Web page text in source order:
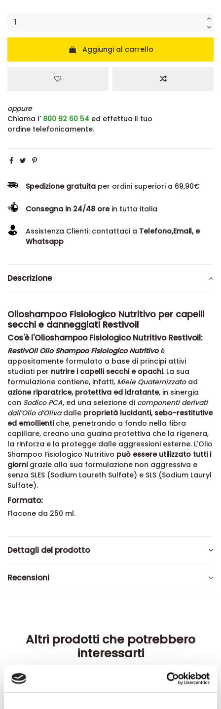
Aggiungi al carrello
oppure
Chiama l' 800 92 60 54 ed effettua il tuo
ordine telefonicamente.
Spedizione gratuita per ordini superiori a 69,90€
Consegna in 24/48 orein tutta italia
Assistenza Clienti: contattaci a Telefono,Email, e
Whatsapp
Descrizione
Olioshampoo Fisiologico Nutritivo per capelli
secchi e danneggiati Restivoil
Cos'è l'Olioshampoo Fisiologico Nutritivo Restivoil:
RestivOil Olio Shampoo Fisiologico Nutritivoè
appositamente formulato a base di principi attivi
studiati per nutrire i capelli secchi e opachi. La sua
formulazione contiene, infatti, Miele Quaternizzatoad
azione riparatrice, protettiva ed idratante, in sinergia
con Sodico PCA, ed una selezione di componenti derivati
dall’Olio d’Olivadalle proprietà lucidanti, sebo-restitutive
ed emollientiche, penetrando a fondo nella fibra
capillare, creano una guaina protettiva che la rigenera,
la rinforza e la protegge dalle aggressioni esterne. L'Olio
Shampoo Fisiologico Nutritivo può essere utilizzato tutti i
giornigrazie alla sua formulazione non aggressiva e
senza SLES (Sodium Laureth Sulfate) e SLS (Sodium Lauryl
Sulfate).
Formato:
Flacone da 250 ml.
Dettagli del prodotto
Recensioni
Altri prodotti che potrebbero
interessarti
-42%